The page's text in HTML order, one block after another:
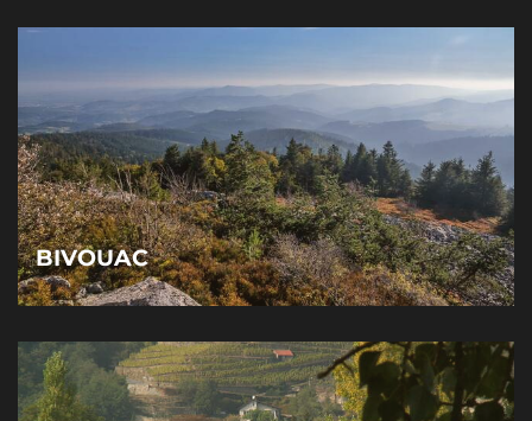
BIVOUAC